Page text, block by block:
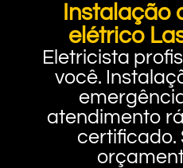
Instalação
elétrico
Eletricista
você.
atendimento
certificado.